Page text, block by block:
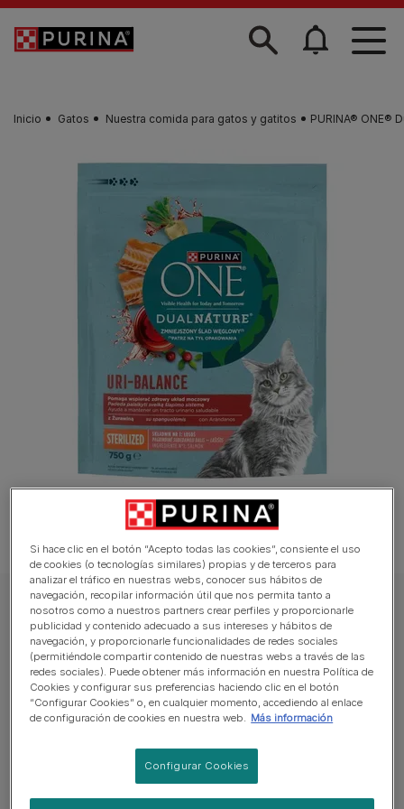
Skip to main content
Inicio Gatos Nuestra comida para gatos y gatitos PURINA® ONE®
PURINA ONE Gato Pienso
PURINA® ONE® DualNature® DualNature
URI-BALANCE Esterilizado Salmón Y
arándanos
Sin reseñas aún
Tamaños disponibles: 750g
Si hace clic en el botón “Acepto todas las cookies”, consiente el uso
de cookies (o tecnologías similares) propias y de terceros para
analizar el tráfico en nuestras webs, conocer sus hábitos de
navegación, recopilar información útil que nos permita tanto a
nosotros como a nuestros partners crear perfiles y proporcionarle
publicidad y contenido adecuado a sus intereses y hábitos de
navegación, y proporcionarle funcionalidades de redes sociales
(permitiéndole compartir contenido de nuestras webs a través de las
redes sociales). Puede obtener más información en nuestra Política de
Cookies y configurar sus preferencias haciendo clic en el botón
“Configurar Cookies” o, en cualquier momento, accediendo al enlace
de configuración de cookies en nuestra web. Más información
Configurar Cookies